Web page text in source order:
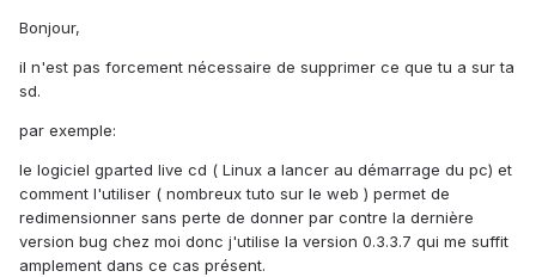
Bonjour,
il n'est pas forcement nécessaire de supprimer ce que tu a sur ta
sd.
par exemple:
le logiciel gparted live cd ( Linux a lancer au démarrage du pc) et
comment l'utiliser ( nombreux tuto sur le web ) permet de
redimensionner sans perte de donner par contre la dernière
version bug chez moi donc j'utilise la version 0.3.3.7 qui me suffit
amplement dans ce cas présent.